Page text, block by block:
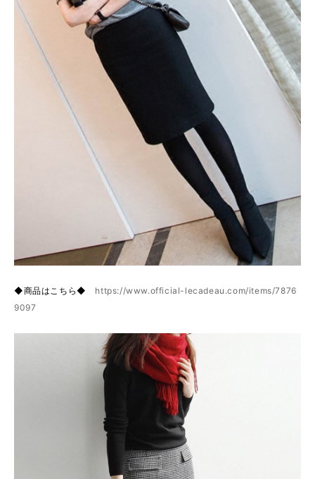
◆商品はこちら◆ https://www.official-lecadeau.com/items/7876
9097